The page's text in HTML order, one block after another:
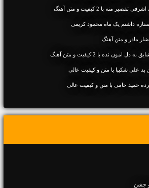
منه با 2 کیفیت و متن آهنگ
داشتم یک ماه محمود کریمی
مادر و متن آهنگ
نده با 2 کیفیت و متن آهنگ
بد علی شکیبا با متن و کیفیت عالی
حمید حامی با متن و کیفیت عالی
و جشن